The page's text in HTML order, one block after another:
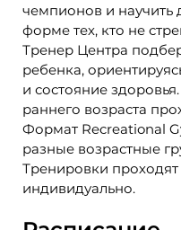
чемпионов и научить
форме тех, кто не
Тренер Центра
ребенка,
и состояние
раннего возраста
Формат Recreational
разные возрастные
Тренировки проходят
индивидуально.